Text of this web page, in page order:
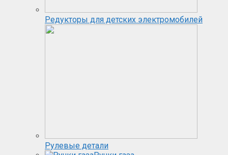
Редукторы для детских электромобилей
Рулевые детали